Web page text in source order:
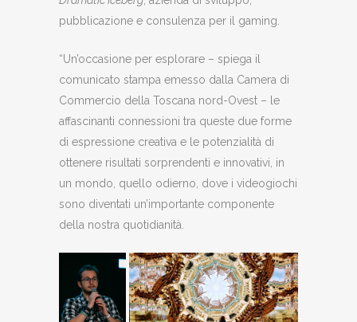
pubblicazione e consulenza per il gaming.
“Un’occasione per esplorare – spiega il
comunicato stampa emesso dalla Camera di
Commercio della Toscana nord-Ovest – le
affascinanti connessioni tra queste due forme
di espressione creativa e le potenzialità di
ottenere risultati sorprendenti e innovativi, in
un mondo, quello odierno, dove i videogiochi
sono diventati un’importante componente
della nostra quotidianità.